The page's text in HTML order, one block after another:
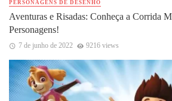
PERSONAGENS DE DESENHO
Aventuras e Risadas: Conheça a Corrida
Personagens!
7 de junho de 2022 9216 views